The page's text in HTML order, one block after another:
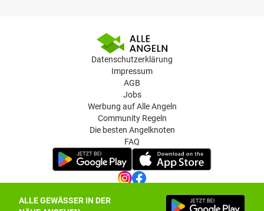
ALLE GEWÄSSER IN DER
Datenschutzerklärung
Impressum
AGB
Jobs
Werbung auf Alle Angeln
Community Regeln
Die besten Angelknoten
FAQ
Datenschutz-Einstellungen